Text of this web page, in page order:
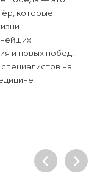
которые
и новых побед!
на